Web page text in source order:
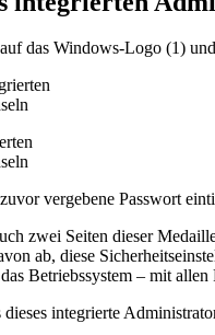
das Windows-Logo (1)
vergebene Passwort
zwei Seiten dieser
ab, diese
Betriebssystem – mit
integrierte